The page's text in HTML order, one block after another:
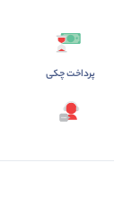
پرداخت چکی